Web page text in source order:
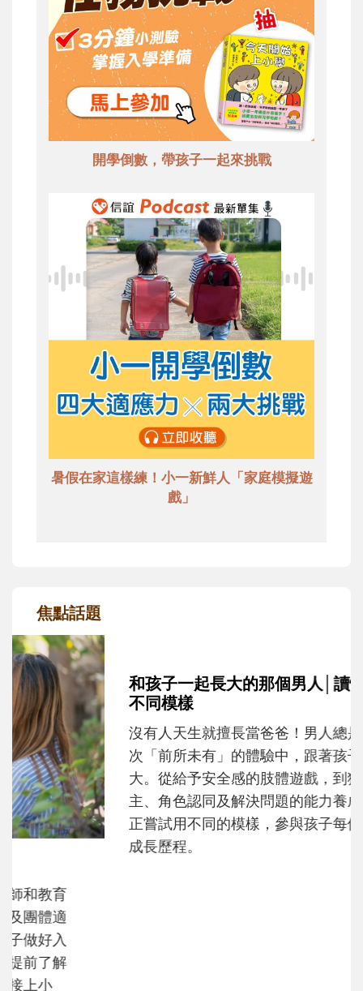
開學倒數，帶孩子一起來挑戰
暑假在家這樣練！小一新鮮人「家庭模擬遊
戲」
焦點話題
和孩子一起長大的那個男人│讀懂父親的
不同模樣
沒有人天生就擅長當爸爸！男人總是在一次
次「前所未有」的體驗中，跟著孩子一起長
大。從給予安全感的肢體遊戲，到獨立自
主、角色認同及解決問題的能力養成。爸爸
正嘗試用不同的模樣，參與孩子每個重要的